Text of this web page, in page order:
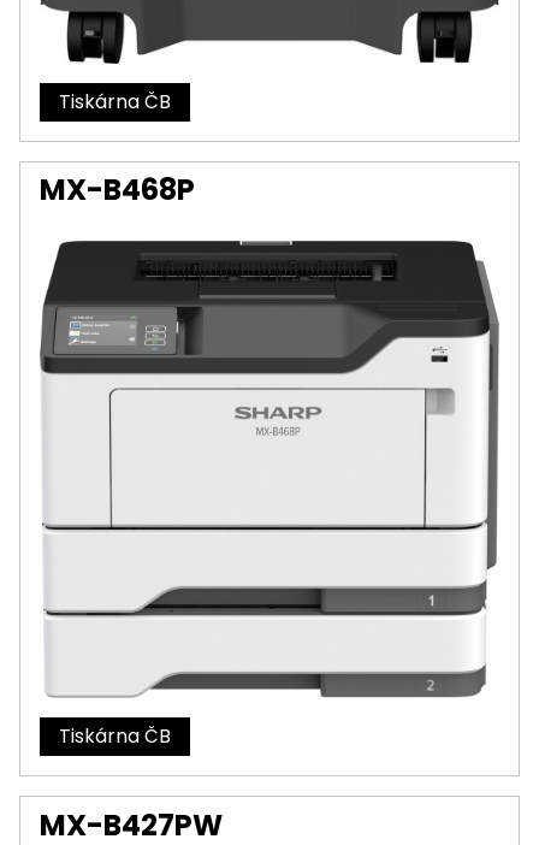
Tiskárna
MX-B468P
Tiskárna
MX-B427PW